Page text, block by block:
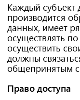
Каждый субъект
производится
данных, имеет
осуществлять
осуществить
должны
общепринятым
Право доступа